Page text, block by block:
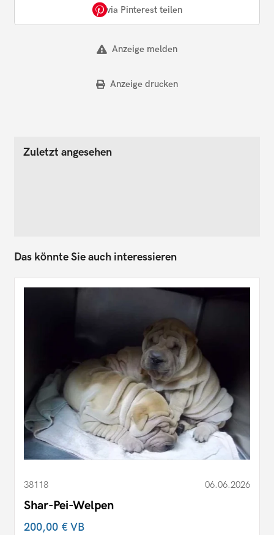
via Pinterest teilen
Anzeige melden
Anzeige drucken
Zuletzt angesehen
Das könnte Sie auch interessieren
38118 06.06.2026
Shar-Pei-Welpen
200,00 €VB